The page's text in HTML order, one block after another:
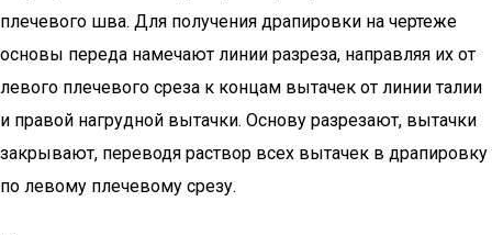
плечевого шва. Для получения драпировки на чертеже
основы переда намечают линии разреза, направляя их от
левого плечевого среза к концам вытачек от линии талии
и правой нагрудной вытачки. Основу разрезают, вытачки
закрывают, переводя раствор всех вытачек в драпировку
по левому плечевому срезу.